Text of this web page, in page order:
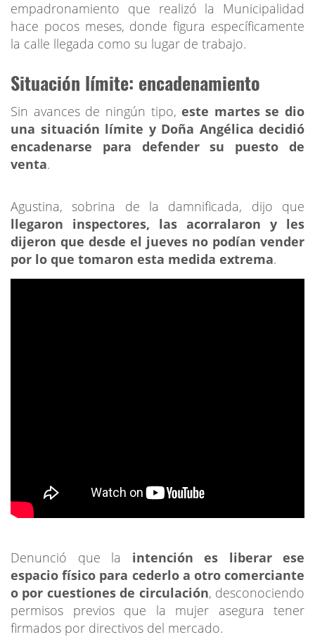
empadronamiento que realizó la Municipalidad
hace pocos meses, donde figura específicamente
la calle llegada como su lugar de trabajo.
Situación límite: encadenamiento
Sin avances de ningún tipo,este martes se dio
una situación límite y Doña Angélica decidió
encadenarse para defender su puesto de
venta.
Agustina, sobrina de la damnificada, dijo que
llegaron inspectores, las acorralaron y les
dijeron que desde el jueves no podían vender
por lo que tomaron esta medida extrema.
Denunció que la intención es liberar ese
espacio físico para cederlo a otro comerciante
o por cuestiones de circulación, desconociendo
permisos previos que la mujer asegura tener
firmados por directivos del mercado.